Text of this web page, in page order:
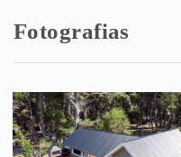
Sólo una cosa... poner
Black out en los
de luz.
1 Ano
Fotografias